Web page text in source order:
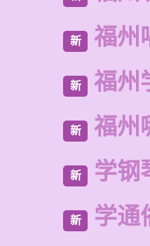
新 福州
新 福州
新 福州
新 学钢
新 学通